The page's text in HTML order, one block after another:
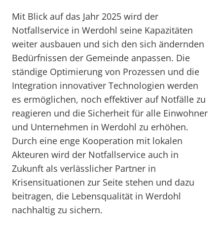
Mit Blick auf das Jahr 2025 wird der
Notfallservice in Werdohl seine Kapazitäten
weiter ausbauen und sich den sich ändernden
Bedürfnissen der Gemeinde anpassen. Die
ständige Optimierung von Prozessen und die
Integration innovativer Technologien werden
es ermöglichen, noch effektiver auf Notfälle zu
reagieren und die Sicherheit für alle Einwohner
und Unternehmen in Werdohl zu erhöhen.
Durch eine enge Kooperation mit lokalen
Akteuren wird der Notfallservice auch in
Zukunft als verlässlicher Partner in
Krisensituationen zur Seite stehen und dazu
beitragen, die Lebensqualität in Werdohl
nachhaltig zu sichern.